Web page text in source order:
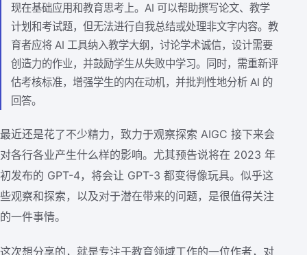
现在基础应用和教育思考上。AI 可以帮助撰写论文、教学
计划和考试题，但无法进行自我总结或处理非文字内容。教
育者应将 AI 工具纳入教学大纲，讨论学术诚信，设计需要
创造力的作业，并鼓励学生从失败中学习。同时，需重新评
估考核标准，增强学生的内在动机，并批判性地分析 AI 的
回答。
最近还是花了不少精力，致力于观察探索 AIGC 接下来会
对各行各业产生什么样的影响。尤其预告说将在 2023 年
初发布的 GPT-4，将会让 GPT-3 都变得像玩具。似乎这
些观察和探索，以及对于潜在带来的问题，是很值得关注
的一件事情。
这次想分享的，就是专注于教育领域工作的一位作者，对